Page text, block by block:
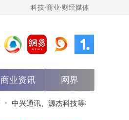
科技·商业·财经媒体
商业资讯 网界
中兴通讯、源杰科技等在陕西新设股权
年后手机圈大戏开场！OPPO Find X9 Ultra与vivo X300 Ultra影像对决谁更强？
雷军春节滑雪6天尽享乐趣，网友盛赞照片拍摄技术超一流